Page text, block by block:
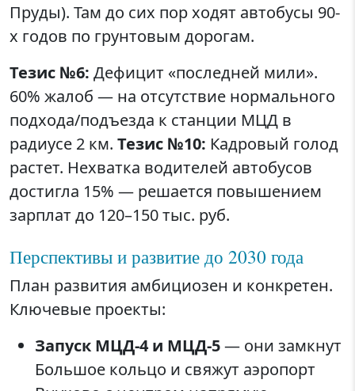
Пруды). Там до сих пор ходят автобусы 90-
х годов по грунтовым дорогам.
Тезис №6: Дефицит «последней мили».
60% жалоб — на отсутствие нормального
подхода/подъезда к станции МЦД в
радиусе 2 км. Тезис №10: Кадровый голод
растет. Нехватка водителей автобусов
достигла 15% — решается повышением
зарплат до 120–150 тыс. руб.
Перспективы и развитие до 2030 года
План развития амбициозен и конкретен.
Ключевые проекты:
Запуск МЦД-4 и МЦД-5— они замкнут
Большое кольцо и свяжут аэропорт